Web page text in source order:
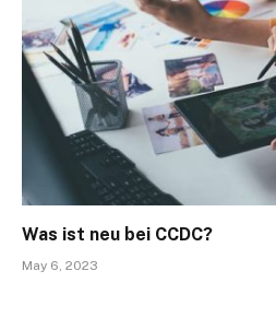
Was ist neu bei CCDC?
May 6, 2023